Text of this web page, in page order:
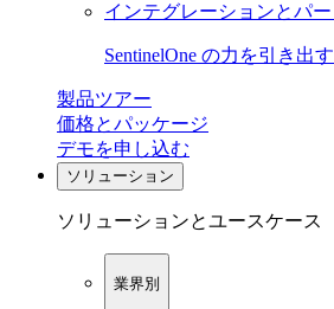
インテグレーションとパ
SentinelOne の力を引き出
製品ツアー
価格とパッケージ
デモを申し込む
ソリューション
ソリューションとユースケース
業界別